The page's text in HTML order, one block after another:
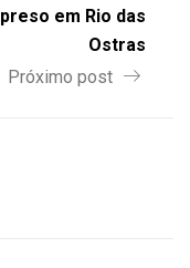
preso em Rio das
Ostras
Próximo post